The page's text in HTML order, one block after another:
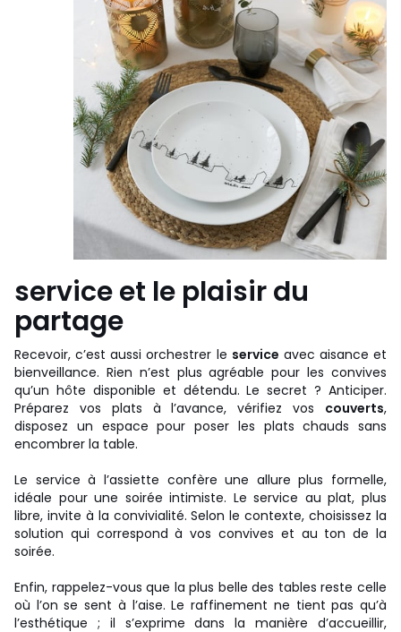
service et le plaisir du
partage
Recevoir, c’est aussi orchestrer le service avec aisance et
bienveillance. Rien n’est plus agréable pour les convives
qu’un hôte disponible et détendu. Le secret ? Anticiper.
Préparez vos plats à l’avance, vérifiez vos couverts,
disposez un espace pour poser les plats chauds sans
encombrer la table.
Le service à l’assiette confère une allure plus formelle,
idéale pour une soirée intimiste. Le service au plat, plus
libre, invite à la convivialité. Selon le contexte, choisissez la
solution qui correspond à vos convives et au ton de la
soirée.
Enfin, rappelez-vous que la plus belle des tables reste celle
où l’on se sent à l’aise. Le raffinement ne tient pas qu’à
l’esthétique ; il s’exprime dans la manière d’accueillir,